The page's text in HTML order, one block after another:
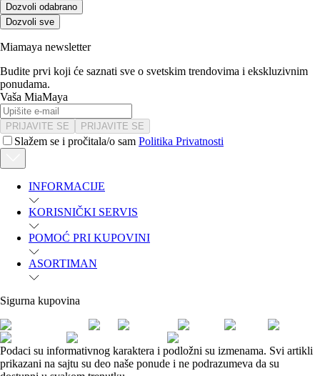
Dozvoli odabrano
Dozvoli sve
Miamaya newsletter
Budite prvi koji će saznati sve o svetskim trendovima i ekskluzivnim
ponudama.
Vaša MiaMaya
PRIJAVITE SE PRIJAVITE SE
Slažem se i pročitala/o sam Politika Privatnosti
INFORMACIJE
KORISNIČKI SERVIS
POMOĆ PRI KUPOVINI
ASORTIMAN
Sigurna kupovina
Podaci su informativnog karaktera i podložni su izmenama. Svi artikli
prikazani na sajtu su deo naše ponude i ne podrazumeva da su